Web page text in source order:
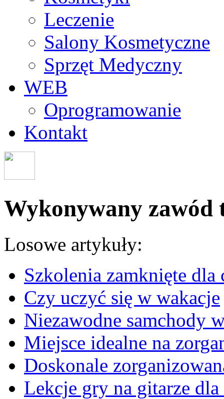
Leczenie
Salony Kosmetyczne
Sprzęt Medyczny
WEB
Oprogramowanie
Kontakt
Wykonywany zawód
Losowe artykuły:
Szkolenia zamknięte dla
Czy uczyć się w wakacje
Niezawodne samchody
Miejsce idealne na
Doskonale
Lekcje gry na gitarze